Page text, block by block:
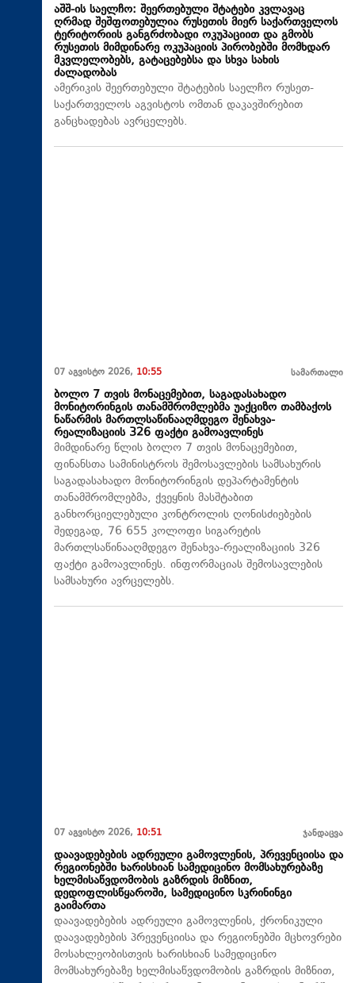
აშშ-ის საელჩო: შეერთებული შტატები კვლავაც
ღრმად შეშფოთებულია რუსეთის მიერ საქართველოს
ტერიტორიის განგრძობადი ოკუპაციით და გმობს
რუსეთის მიმდინარე ოკუპაციის პირობებში მომხდარ
მკვლელობებს, გატაცებებსა და სხვა სახის
ძალადობას
ამერიკის შეერთებული შტატების საელჩო რუსეთ-
საქართველოს აგვისტოს ომთან დაკავშირებით
განცხადებას ავრცელებს.
07 აგვისტო 2026, 10:55 სამართალი
ბოლო 7 თვის მონაცემებით, საგადასახადო
მონიტორინგის თანამშრომლებმა უაქციზო თამბაქოს
ნაწარმის მართლსაწინააღმდეგო შენახვა-
რეალიზაციის 326 ფაქტი გამოავლინეს
მიმდინარე წლის ბოლო 7 თვის მონაცემებით,
ფინანსთა სამინისტროს შემოსავლების სამსახურის
საგადასახადო მონიტორინგის დეპარტამენტის
თანამშრომლებმა, ქვეყნის მასშტაბით
განხორციელებული კონტროლის ღონისძიებების
შედეგად, 76 655 კოლოფი სიგარეტის
მართლსაწინააღმდეგო შენახვა-რეალიზაციის 326
ფაქტი გამოავლინეს. ინფორმაციას შემოსავლების
სამსახური ავრცელებს.
07 აგვისტო 2026, 10:51 ჯანდაცვა
დაავადებების ადრეული გამოვლენის, პრევენციისა და
რეგიონებში ხარისხიან სამედიცინო მომსახურებაზე
ხელმისაწვდომობის გაზრდის მიზნით,
დედოფლისწყაროში, სამედიცინო სკრინინგი
გაიმართა
დაავადებების ადრეული გამოვლენის, ქრონიკული
დაავადებების პრევენციისა და რეგიონებში მცხოვრები
მოსახლეობისთვის ხარისხიან სამედიცინო
მომსახურებაზე ხელმისაწვდომობის გაზრდის მიზნით,